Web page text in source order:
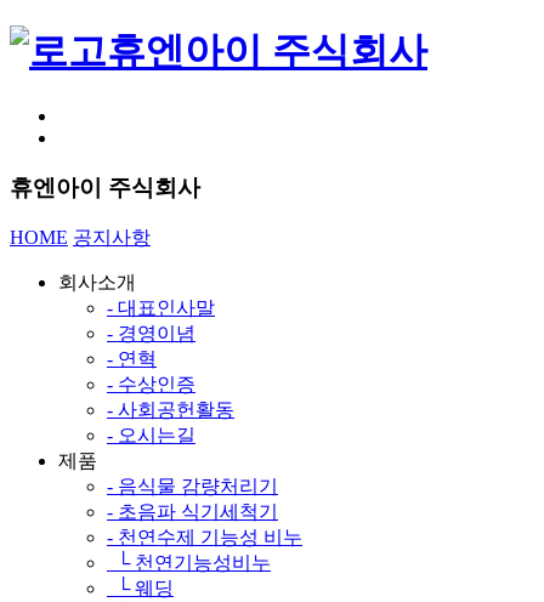
휴엔아이 주식회사
휴엔아이 주식회사
HOME 공지사항
회사소개
- 대표인사말
- 경영이념
- 연혁
- 수상인증
- 사회공헌활동
- 오시는길
제품
- 음식물 감량처리기
- 초음파 식기세척기
- 천연수제 기능성 비누
└ 천연기능성비누
└ 웨딩